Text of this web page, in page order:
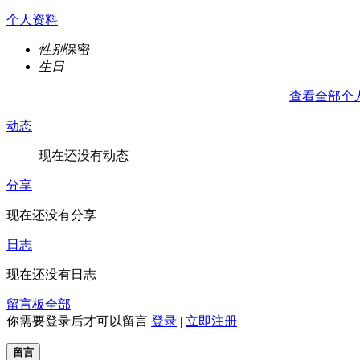
个人资料
性别保密
生日
查看全部个
动态
现在还没有动态
分享
现在还没有分享
日志
现在还没有日志
留言板全部
你需要登录后才可以留言 登录 | 立即注册
留言